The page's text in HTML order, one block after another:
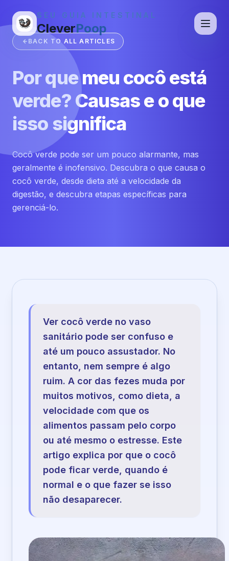
SEU GUIA INTESTINAL
CleverPoop
BACK TO ALL ARTICLES
Por que meu cocô está
verde? Causas e o que
isso significa
Cocô verde pode ser um pouco alarmante, mas
geralmente é inofensivo. Descubra o que causa o
cocô verde, desde dieta até a velocidade da
digestão, e descubra etapas específicas para
gerenciá-lo.
Ver cocô verde no vaso
sanitário pode ser confuso e
até um pouco assustador. No
entanto, nem sempre é algo
ruim. A cor das fezes muda por
muitos motivos, como dieta, a
velocidade com que os
alimentos passam pelo corpo
ou até mesmo o estresse. Este
artigo explica por que o cocô
pode ficar verde, quando é
normal e o que fazer se isso
não desaparecer.